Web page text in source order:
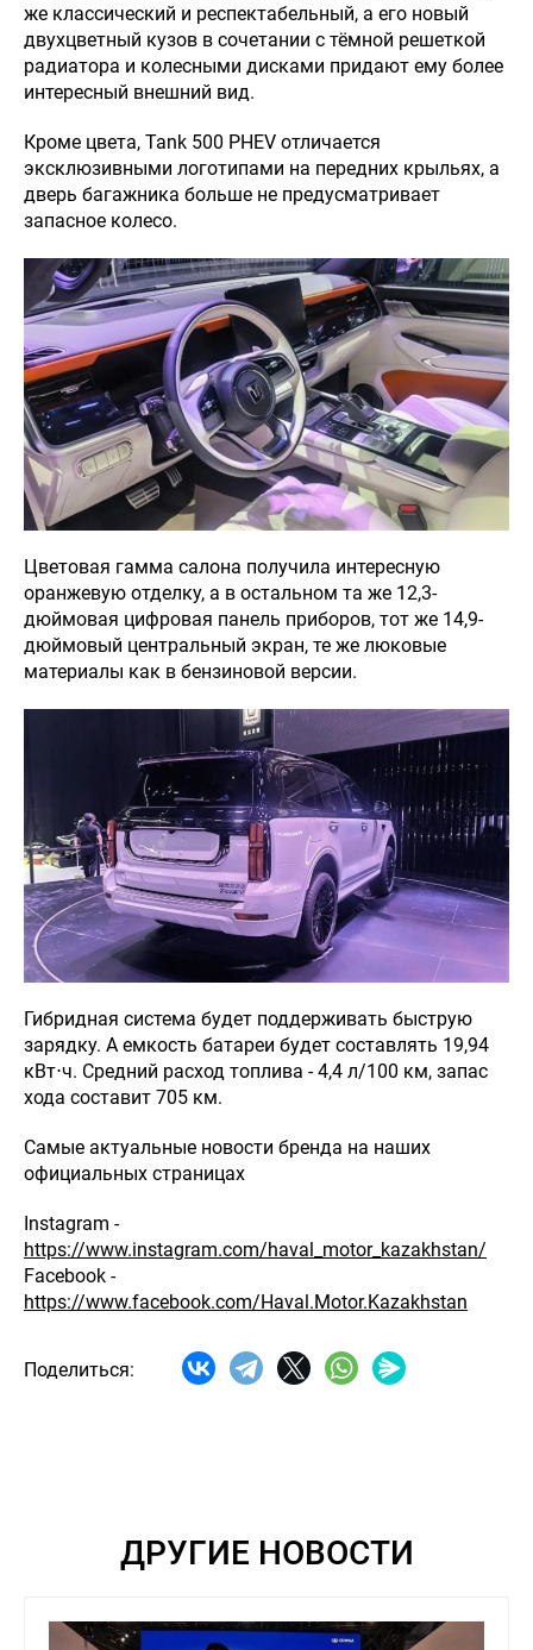
КОНТАКТЫ
(777) 740-
же классический и респектабельный, а его новый
двухцветный кузов в сочетании с тёмной решеткой
радиатора и колесными дисками придают ему более
интересный внешний вид.
Кроме цвета, Tank 500 PHEV отличается
эксклюзивными логотипами на передних крыльях, а
дверь багажника больше не предусматривает
запасное колесо.
Цветовая гамма салона получила интересную
оранжевую отделку, а в остальном та же 12,3-
дюймовая цифровая панель приборов, тот же 14,9-
дюймовый центральный экран, те же люковые
материалы как в бензиновой версии.
Гибридная система будет поддерживать быструю
зарядку. А емкость батареи будет составлять 19,94
кВт⋅ч. Средний расход топлива - 4,4 л/100 км, запас
хода составит 705 км.
Самые актуальные новости бренда на наших
официальных страницах
Instagram -
https://www.instagram.com/haval_motor_kazakhstan/
Facebook -
https://www.facebook.com/Haval.Motor.Kazakhstan
Поделиться:
ДРУГИЕ НОВОСТИ